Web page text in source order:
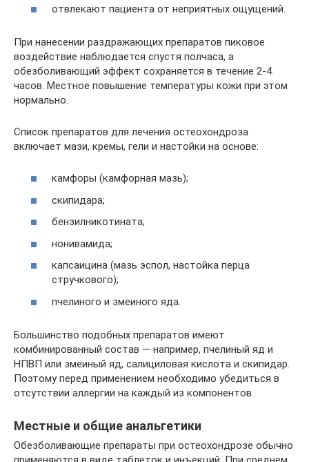
отвлекают пациента от неприятных ощущений.
При нанесении раздражающих препаратов пиковое
воздействие наблюдается спустя полчаса, а
обезболивающий эффект сохраняется в течение 2-4
часов. Местное повышение температуры кожи при этом
нормально.
Список препаратов для лечения остеохондроза
включает мази, кремы, гели и настойки на основе:
камфоры (камфорная мазь);
скипидара;
бензилникотината;
нонивамида;
капсаицина (мазь эспол, настойка перца
стручкового);
пчелиного и змеиного яда.
Большинство подобных препаратов имеют
комбинированный состав — например, пчелиный яд и
НПВП или змеиный яд, салициловая кислота и скипидар.
Поэтому перед применением необходимо убедиться в
отсутствии аллергии на каждый из компонентов.
Местные и общие анальгетики
Обезболивающие препараты при остеохондрозе обычно